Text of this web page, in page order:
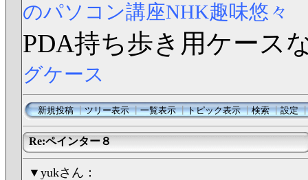
のパソコン講座NHK趣味悠々
PDA持ち歩き用ケース
グケース
新規投稿┃ツリー表示┃一覧表示┃トピック表示┃検索┃設定
Re:ペインター８
▼yukさん：